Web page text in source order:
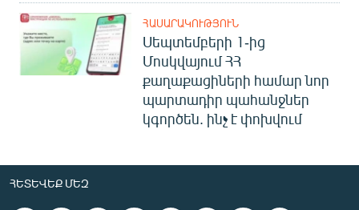
ՀԱՍԱՐԱԿՈՒԹՅՈՒՆ
Սեպտեմբերի 1-ից
Մոսկվայում ՀՀ
քաղաքացիների համար նոր
պարտադիր պահանջներ
կգործեն. ինչ է փոխվում
ՀԵՏԵՎԵՔ ՄԵԶ